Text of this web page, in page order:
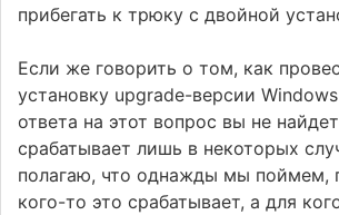
прибегать к трюку с двойной
Если же говорить о том, как
установку upgrade-версии
ответа на этот вопрос вы не
срабатывает лишь в некоторых
полагаю, что однажды мы поймем,
кого-то это срабатывает, а для